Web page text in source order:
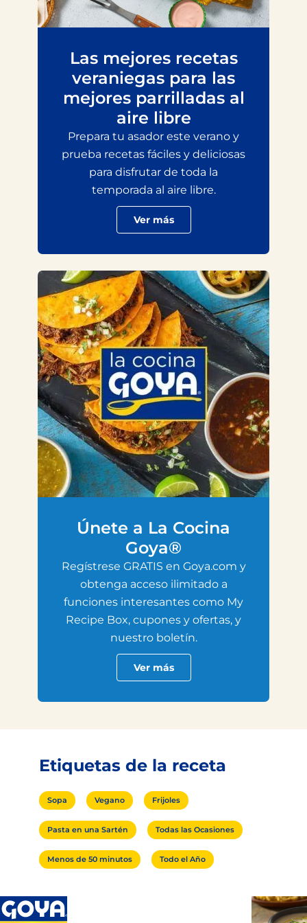
Las mejores recetas
veraniegas para las
mejores parrilladas al
aire libre
Prepara tu asador este verano y
prueba recetas fáciles y deliciosas
para disfrutar de toda la
temporada al aire libre.
Ver más
Únete a La Cocina
Goya®
Regístrese GRATIS en Goya.com y
obtenga acceso ilimitado a
funciones interesantes como My
Recipe Box, cupones y ofertas, y
nuestro boletín.
Ver más
Etiquetas de la receta
Sopa Vegano Frijoles
Pasta en una Sartén Todas las Ocasiones
Menos de 50 minutos Todo el Año